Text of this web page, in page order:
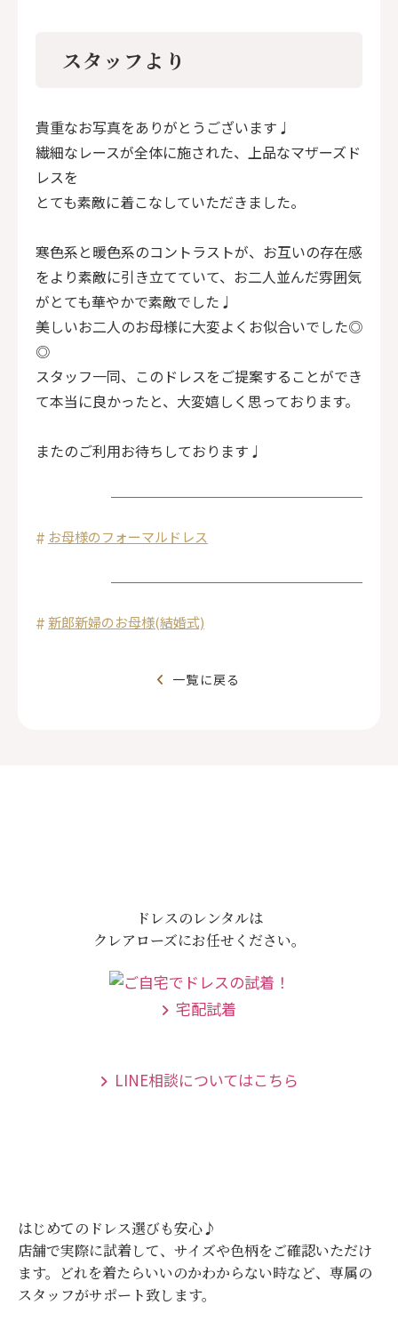
スタッフより
貴重なお写真をありがとうございます♩
繊細なレースが全体に施された、上品なマザーズド
レスを
とても素敵に着こなしていただきました。
寒色系と暖色系のコントラストが、お互いの存在感
をより素敵に引き立てていて、お二人並んだ雰囲気
がとても華やかで素敵でした♩
美しいお二人のお母様に大変よくお似合いでした◎
◎
スタッフ一同、このドレスをご提案することができ
て本当に良かったと、大変嬉しく思っております。
またのご利用お待ちしております♩
お母様のフォーマルドレス
新郎新婦のお母様(結婚式)
一覧に戻る
ドレスのレンタルは
クレアローズにお任せください。
宅配試着
LINE相談についてはこちら
はじめてのドレス選びも安心♪
店舗で実際に試着して、サイズや色柄をご確認いただけ
ます。
どれを着たらいいのかわからない時など、専属の
スタッフがサポート致します。